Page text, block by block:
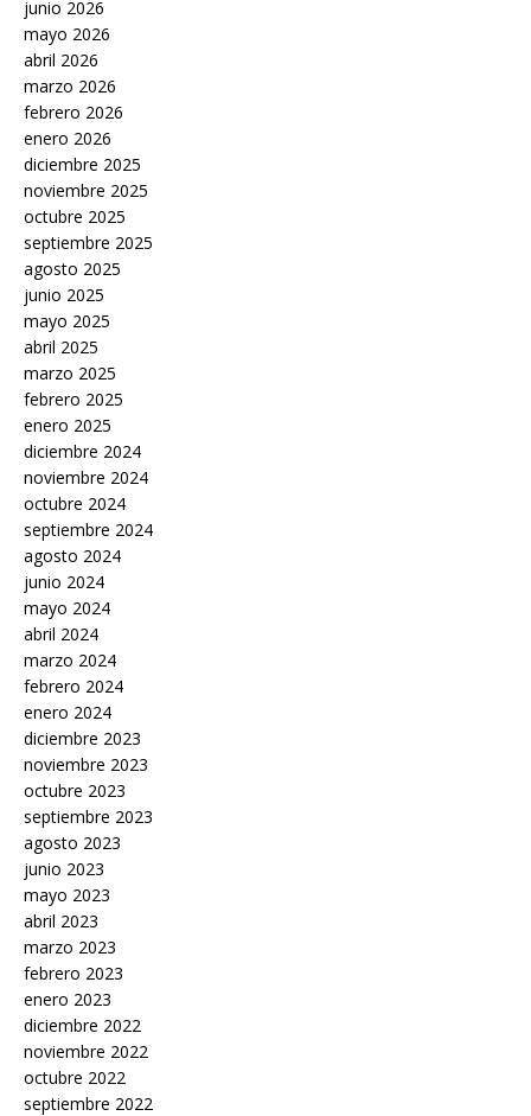
junio 2026
mayo 2026
abril 2026
marzo 2026
febrero 2026
enero 2026
diciembre 2025
noviembre 2025
octubre 2025
septiembre 2025
agosto 2025
junio 2025
mayo 2025
abril 2025
marzo 2025
febrero 2025
enero 2025
diciembre 2024
noviembre 2024
octubre 2024
septiembre 2024
agosto 2024
junio 2024
mayo 2024
abril 2024
marzo 2024
febrero 2024
enero 2024
diciembre 2023
noviembre 2023
octubre 2023
septiembre 2023
agosto 2023
junio 2023
mayo 2023
abril 2023
marzo 2023
febrero 2023
enero 2023
diciembre 2022
noviembre 2022
octubre 2022
septiembre 2022